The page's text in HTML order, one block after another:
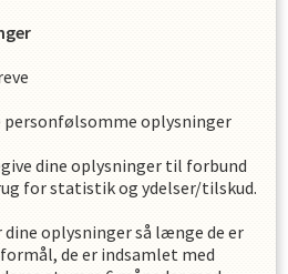
personfølsomme oplysninger
dine oplysninger til forbund
for statistik og ydelser/tilskud.
dine oplysninger så længe de er
de er indsamlet med